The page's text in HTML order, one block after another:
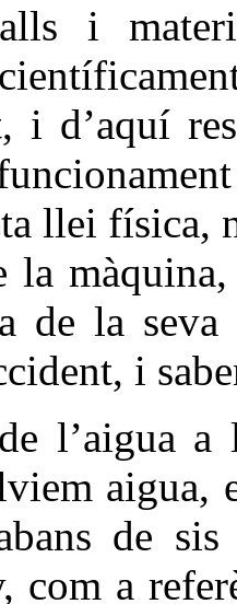
i
i d’aquí
llei
la
de la
i
l’aigua a
de sis
com a